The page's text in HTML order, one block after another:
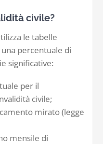
civile?
le tabelle
percentuale di
significative:
per il
civile;
mirato (legge
mensile di